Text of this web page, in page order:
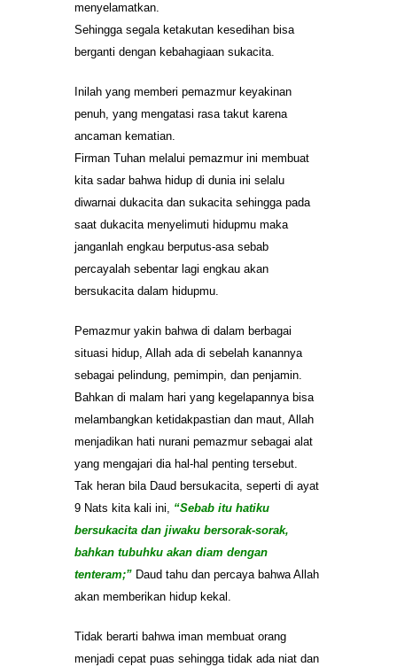
menyelamatkan.
Sehingga segala ketakutan kesedihan bisa
berganti dengan kebahagiaan sukacita.
Inilah yang memberi pemazmur keyakinan
penuh, yang mengatasi rasa takut karena
ancaman kematian.
Firman Tuhan melalui pemazmur ini membuat
kita sadar bahwa hidup di dunia ini selalu
diwarnai dukacita dan sukacita sehingga pada
saat dukacita menyelimuti hidupmu maka
janganlah engkau berputus-asa sebab
percayalah sebentar lagi engkau akan
bersukacita dalam hidupmu.
Pemazmur yakin bahwa di dalam berbagai
situasi hidup, Allah ada di sebelah kanannya
sebagai pelindung, pemimpin, dan penjamin.
Bahkan di malam hari yang kegelapannya bisa
melambangkan ketidakpastian dan maut, Allah
menjadikan hati nurani pemazmur sebagai alat
yang mengajari dia hal-hal penting tersebut.
Tak heran bila Daud bersukacita, seperti di ayat
9 Nats kita kali ini, “Sebab itu hatiku
bersukacita dan jiwaku bersorak-sorak,
bahkan tubuhku akan diam dengan
tenteram;” Daud tahu dan percaya bahwa Allah
akan memberikan hidup kekal.
Tidak berarti bahwa iman membuat orang
menjadi cepat puas sehingga tidak ada niat dan